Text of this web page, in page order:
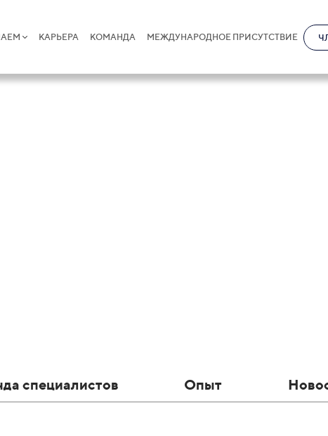
КАРЬЕРА КОМАНДА МЕЖДУНАРОДНОЕ ПРИСУТСТВИЕ
специалистов Опыт